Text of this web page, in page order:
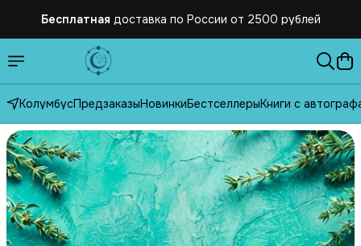
Бесплатная доставка по России от 2500 рублей
КолумбусПредзаказыНовинкиБестселлерыКниги с